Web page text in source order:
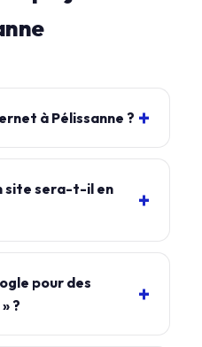
à Pélissanne ?
site sera-t-il en
pour des
?